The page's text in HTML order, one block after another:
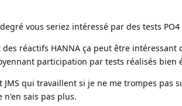
vous seriez intéressé par des tests
réactifs HANNA ça peut être
participation par tests réalisés bien
JMS qui travaillent si je ne me trompes pas
n'en sais pas plus.